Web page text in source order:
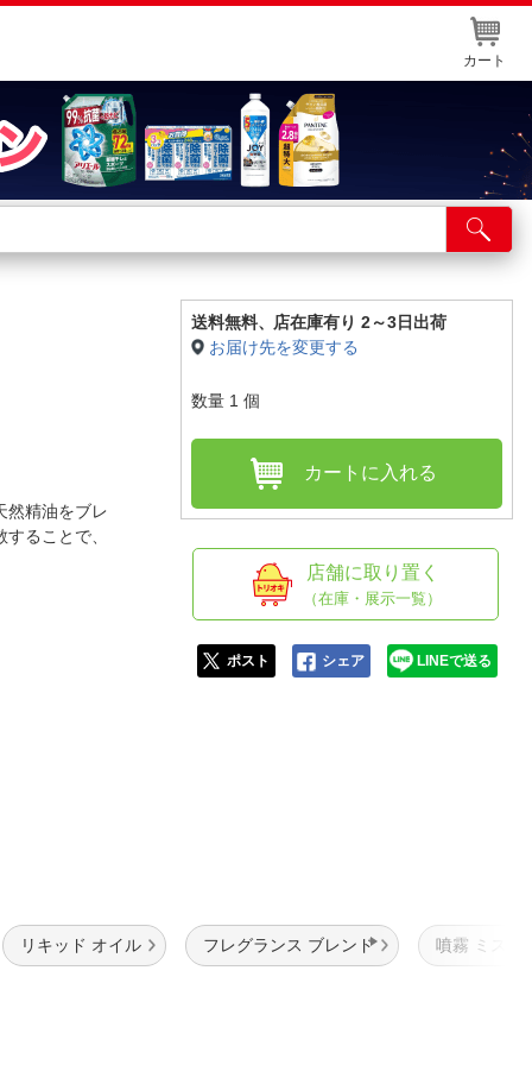
カート
舗サービス
ト取り置き
窓口
然精油をブレ
ることで、
送料無料、 店在庫有り 2～3日出荷
お届け先を変更する
数量 1 個
カートに入れる
店舗に取り置く
（在庫・展示一覧）
ポスト シェア LINEで送る
リキッド オイル フレグランス ブレンド 噴霧 ミスト